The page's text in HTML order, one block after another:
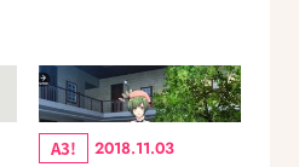
A3! 2018.11.03